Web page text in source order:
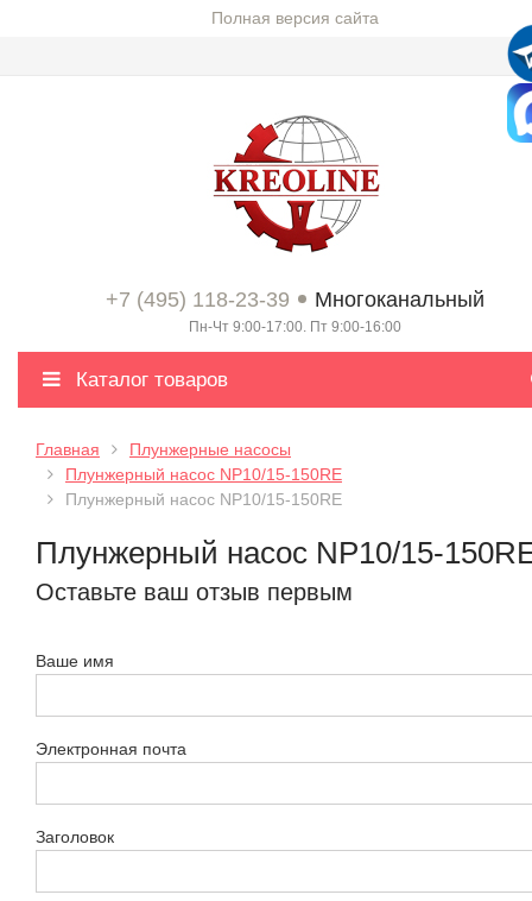
Полная версия сайта
+7 (495) 118-23-39 Многоканальный
Пн-Чт 9:00-17:00. Пт 9:00-16:00
Каталог товаров
Главная
Плунжерные насосы
Плунжерный насос NP10/15-150RE
Плунжерный насос NP10/15-150RE
Плунжерный насос NP10/15-
Оставьте ваш отзыв первым
Ваше имя
Электронная почта
Заголовок